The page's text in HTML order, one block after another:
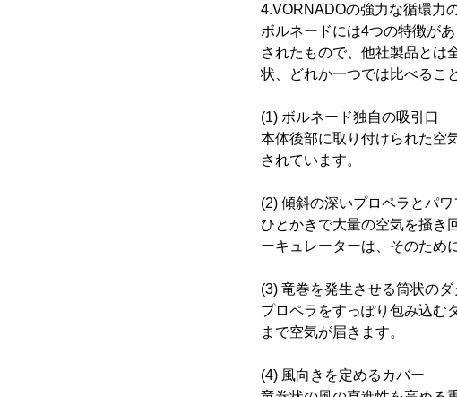
4.VORNADOの強力な循環力
ボルネードには4つの特徴が
されたもので、他社製品とは
状、どれか一つでは比べるこ
(1) ボルネード独自の吸引口
本体後部に取り付けられた空
されています。
(2) 傾斜の深いプロペラとパ
ひとかきで大量の空気を掻き
ーキュレーターは、そのため
(3) 竜巻を発生させる筒状のダ
プロペラをすっぽり包み込む
まで空気が届きます。
(4) 風向きを定めるカバー